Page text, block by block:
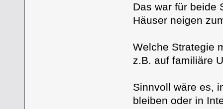
Das war für beide
Häuser neigen
Welche Strategie
z.B. auf familiäre
Sinnvoll wäre es,
bleiben oder in